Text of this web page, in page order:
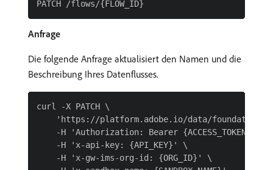
Anfrage
Die folgende Anfrage aktualisiert den Namen und die
Beschreibung Ihres Datenflusses.
curl -X PATCH \
'https://platform.adobe.io/data/foundation/
    -H 'Authorization: Bearer {ACCESS_TOKEN}' \
    -H 'x-api-key: {API_KEY}' \
    -H 'x-gw-ims-org-id: {ORG_ID}' \